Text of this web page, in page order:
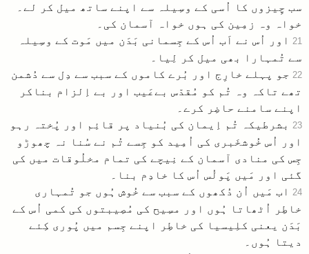
سب چِیزوں کا اُسی کے وسِیلہ سے اپنے ساتھ میل کر لے۔
خواہ وہ زمِین کی ہوں خواہ آسمان کی۔
21 اور اُس نے اَب اُس کے جِسمانی بَدَن میں مَوت کے وسِیلہ
سے تُمہارا بھی میل کر لِیا۔
22 جو پہلے خارِج اور بُرے کاموں کے سبب سے دِل سے دُشمن
تھے تاکہ وہ تُم کو مُقدّس بےعَیب اور بے اِلزام بناکر
اپنے سامنے حاضِر کرے۔
23 بشرطیکہ تُم اِیمان کی بُنیاد پر قائِم اور پُختہ رہو
اور اُس خُوشخَبری کی اُمِید کو جِسے تُم نے سُنا نہ چھوڑو
جِس کی منادی آسمان کے نِیچے کی تمام مخلُوقات میں کی
گئی اور مَیں پَولُس اُس کا خادِم بنا۔
24 اب مَیں اُن دُکھوں کے سبب سے خُوش ہُوں جو تُمہاری
خاطِر اُٹھاتا ہُوں اور مسِیح کی مُصِیبتوں کی کمی اُس کے
بَدَن یعنی کلِیسیا کی خاطِر اپنے جِسم میں پُوری کِئے
دیتا ہُوں۔